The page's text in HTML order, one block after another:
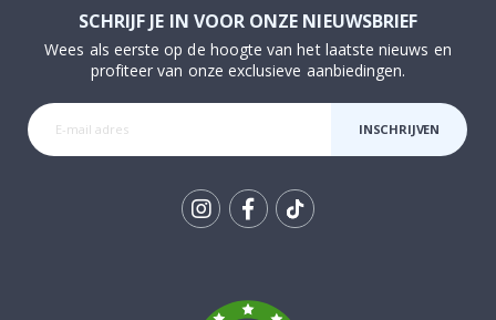
SCHRIJF JE IN VOOR ONZE NIEUWSBRIEF
Wees als eerste op de hoogte van het laatste nieuws en
profiteer van onze exclusieve aanbiedingen.
INSCHRIJVEN